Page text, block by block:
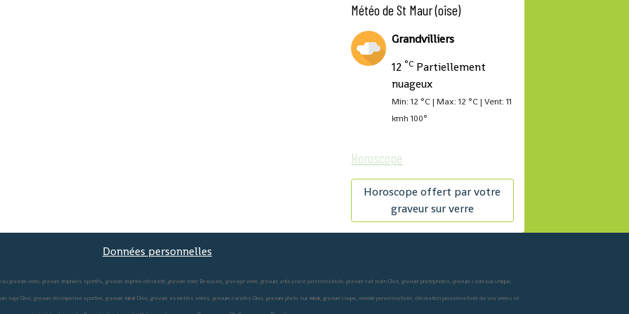
Météo de St Maur (oise)
Grandvilliers
12 °C Partiellement
nuageux
Min: 12 °C | Max: 12 °C | Vent: 11
kmh 100°
Horoscope
Horoscope offert par votre
graveur sur verre
Données personnelles
gravure verre, gravure trophées sportifs, gravure trophée décoratif, gravure verre Beauvais, gravage verre, gravure artisanale personnalisée, gravure fait main Oise, gravure photophores, gravure cadeaux unique,
logo Oise, gravure récompense sportive, gravure miroir Oise, gravure assiettes verres, gravure carafes Oise, gravure photo sur miroir, gravure coupe, verrerie personnalisée, décoration personnalisée de vos verres et